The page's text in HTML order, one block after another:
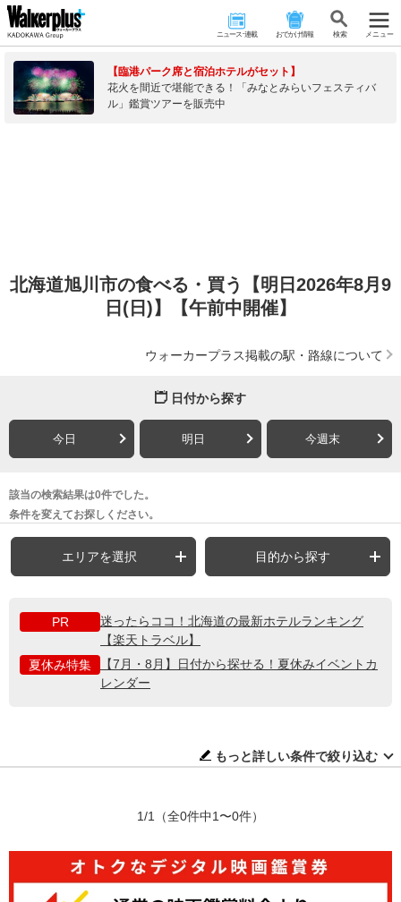
ニュース･連載 おでかけ情報 検 索 メニュー
【臨港パーク席と宿泊ホテルがセット】
花火を間近で堪能できる！「みなとみらいフェスティバ
ル」鑑賞ツアーを販売中
北海道旭川市の食べる・買う【明日2026年8月9
日(日)】【午前中開催】
ウォーカープラス掲載の駅・路線について
日付から探す
今日 明日 今週末
該当の検索結果は0件でした。
条件を変えてお探しください。
エリアを選択 目的から探す
PR
迷ったらココ！北海道の最新ホテルランキング
【楽天トラベル】
夏休み特集
【7月・8月】日付から探せる！夏休みイベントカ
レンダー
もっと詳しい条件で絞り込む
1/1 （全0件中1〜0件）